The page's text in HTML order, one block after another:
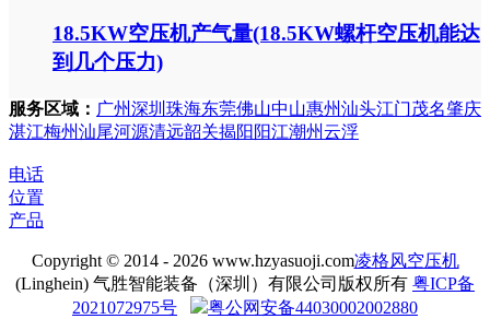
18.5KW空压机产气量(18.5KW螺杆空压机能达
到几个压力)
服务区域： 广州深圳 珠海东莞佛山中山惠州汕头江门茂名肇庆
湛江梅州汕尾河源清远韶关揭阳 阳江潮州云浮
电话
位置
产品
Copyright © 2014 - 2026 www.hzyasuoji.com凌格风空压机
(Linghein) 气胜智能装备（深圳）有限公司版权所有 粤ICP备
2021072975号
粤公网安备44030002002880